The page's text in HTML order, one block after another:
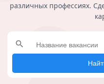
различных профессиях.
search